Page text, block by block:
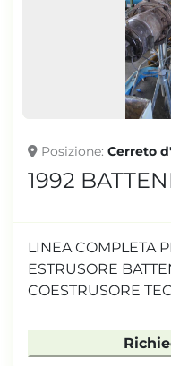
TONNELLAGGIO
Posizione Cerreto
1992
LINEA COMPLETA
ESTRUSORE
COESTRUSORE